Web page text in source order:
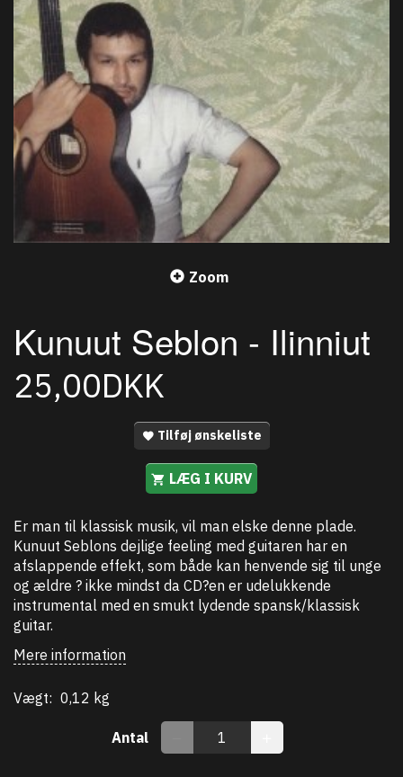
Zoom
Kunuut Seblon - Ilinniut
25,00DKK
Tilføj ønskeliste
LÆG I KURV
Er man til klassisk musik, vil man elske denne plade.
Kunuut Seblons dejlige feeling med guitaren har en
afslappende effekt, som både kan henvende sig til unge
og ældre ? ikke mindst da CD?en er udelukkende
instrumental med en smukt lydende spansk/klassisk
guitar.
Mere information
Vægt: 0,12 kg
Antal